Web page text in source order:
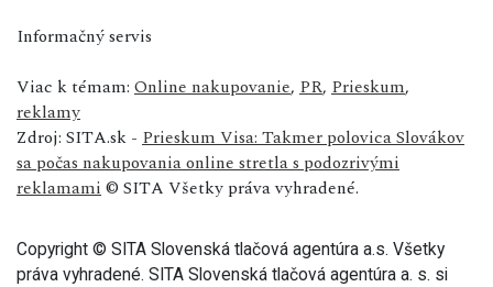
Informačný servis
Viac k témam: Online nakupovanie, PR, Prieskum,
reklamy
Zdroj: SITA.sk - Prieskum Visa: Takmer polovica Slovákov
sa počas nakupovania online stretla s podozrivými
reklamami © SITA Všetky práva vyhradené.
Copyright © SITA Slovenská tlačová agentúra a.s. Všetky
práva vyhradené. SITA Slovenská tlačová agentúra a. s. si